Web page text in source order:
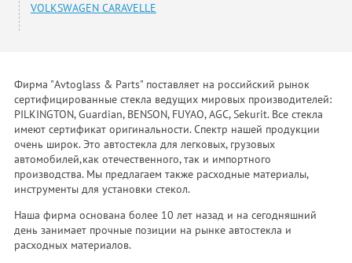
VOLKSWAGEN CARAVELLE
Фирма "Avtoglass & Parts" поставляет на российский рынок
сертифицированные стекла ведущих мировых производителей:
PILKINGTON, Guardian, BENSON, FUYAO, AGC, Sekurit. Все стекла
имеют сертификат оригинальности. Спектр нашей продукции
очень широк. Это автостекла для легковых, грузовых
автомобилей,как отечественного, так и импортного
производства. Мы предлагаем также расходные материалы,
инструменты для установки стекол.
Наша фирма основана более 10 лет назад и на сегодняшний
день занимает прочные позиции на рынке автостекла и
расходных материалов.